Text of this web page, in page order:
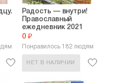
Радость — внутри!
Православный
ежедневник 2021
0 ₽
Понравилось 182 людям
НЕТ В НАЛИЧИИ